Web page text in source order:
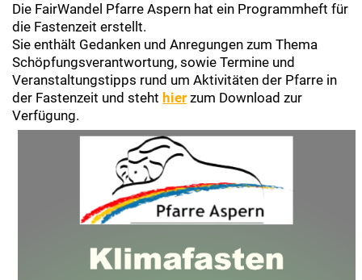
Die FairWandel Pfarre Aspern hat ein Programmheft für
die Fastenzeit erstellt.
Sie enthält Gedanken und Anregungen zum Thema
Schöpfungsverantwortung, sowie Termine und
Veranstaltungstipps rund um Aktivitäten der Pfarre in
der Fastenzeit und steht hier zum Download zur
Verfügung.